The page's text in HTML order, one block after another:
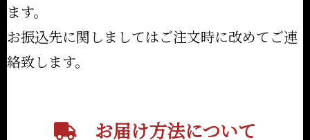
ます。
お振込先に関しましてはご注文時に改めてご連
絡致します。
お届け方法について